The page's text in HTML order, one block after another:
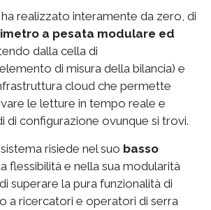
realizzato interamente da zero, di
a pesata modulare ed
dalla cella di
di misura della bilancia) e
cloud che permette
le letture in tempo reale e
di configurazione ovunque si trovi.
risiede nel suo basso
flessibilità e nella sua modularità
superare la pura funzionalità di
a ricercatori e operatori di serra